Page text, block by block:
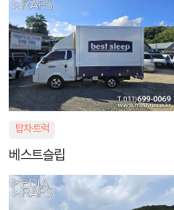
탑차·트럭
베스트슬립